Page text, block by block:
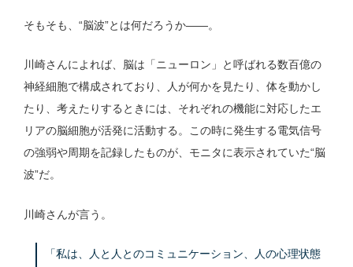
そもそも、“脳波”とは何だろうか——。
川崎さんによれば、脳は「ニューロン」と呼ばれる数百億の
神経細胞で構成されており、人が何かを見たり、体を動かし
たり、考えたりするときには、それぞれの機能に対応したエ
リアの脳細胞が活発に活動する。この時に発生する電気信号
の強弱や周期を記録したものが、モニタに表示されていた“脳
波”だ。
川崎さんが言う。
「私は、人と人とのコミュニケーション、人の心理状態